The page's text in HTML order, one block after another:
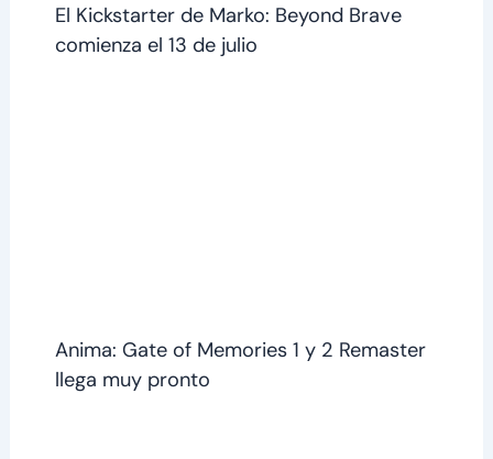
El Kickstarter de Marko: Beyond Brave
comienza el 13 de julio
Anima: Gate of Memories 1 y 2 Remaster
llega muy pronto